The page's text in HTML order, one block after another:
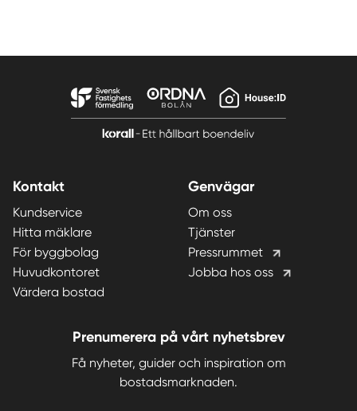
Kontakt
Kundservice
Hitta mäklare
För byggbolag
Huvudkontoret
Värdera bostad
Genvägar
Om oss
Tjänster
Pressrummet
Jobba hos oss
Prenumerera på vårt nyhetsbrev
Få nyheter, guider och inspiration om
bostadsmarknaden.